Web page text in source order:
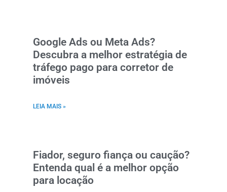
Google Ads ou Meta Ads?
Descubra a melhor estratégia de
tráfego pago para corretor de
imóveis
LEIA MAIS »
Fiador, seguro fiança ou caução?
Entenda qual é a melhor opção
para locação